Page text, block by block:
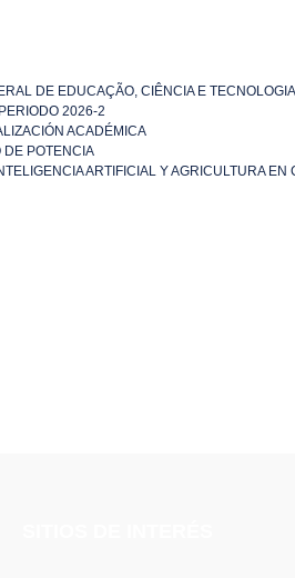
DE EDUCAÇÃO, CIÊNCIA E
2026-2
ACADÉMICA
DE POTENCIA
ARTIFICIAL Y AGRICULTURA EN